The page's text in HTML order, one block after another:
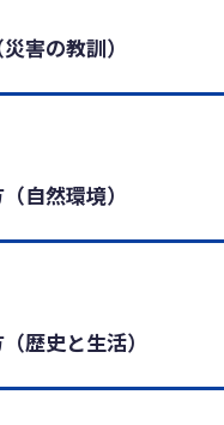
害の教訓）
自然環境）
歴史と生活）